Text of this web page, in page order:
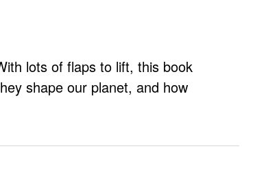
lots of flaps to lift, this book
shape our planet, and how